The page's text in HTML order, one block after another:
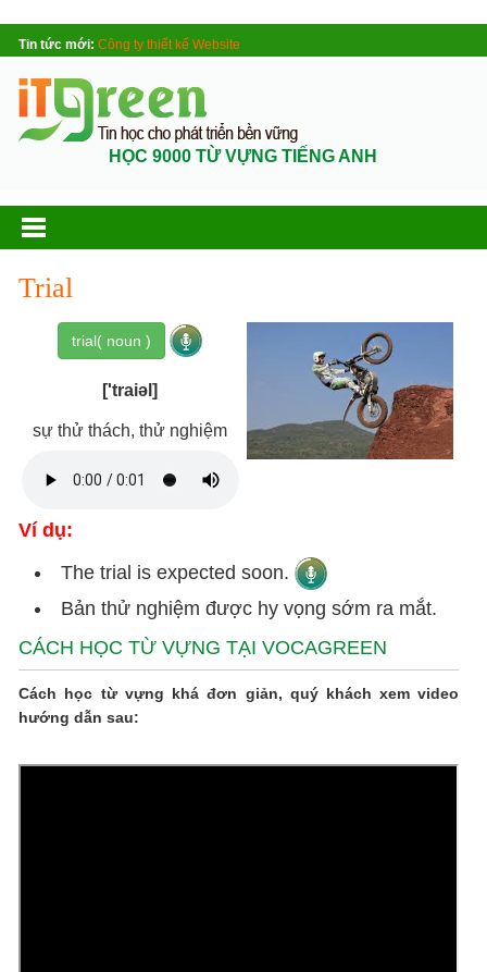
Tin tức mới: Công ty thiết kế Website
HỌC 9000 TỪ VỰNG TIẾNG ANH
Trial
trial( noun )
['traiəl]
sự thử thách, thử nghiệm
Ví dụ:
The trial is expected soon.
Bản thử nghiệm được hy vọng sớm ra mắt.
CÁCH HỌC TỪ VỰNG TẠI VOCAGREEN
Cách học từ vựng khá đơn giản, quý khách xem video
hướng dẫn sau: